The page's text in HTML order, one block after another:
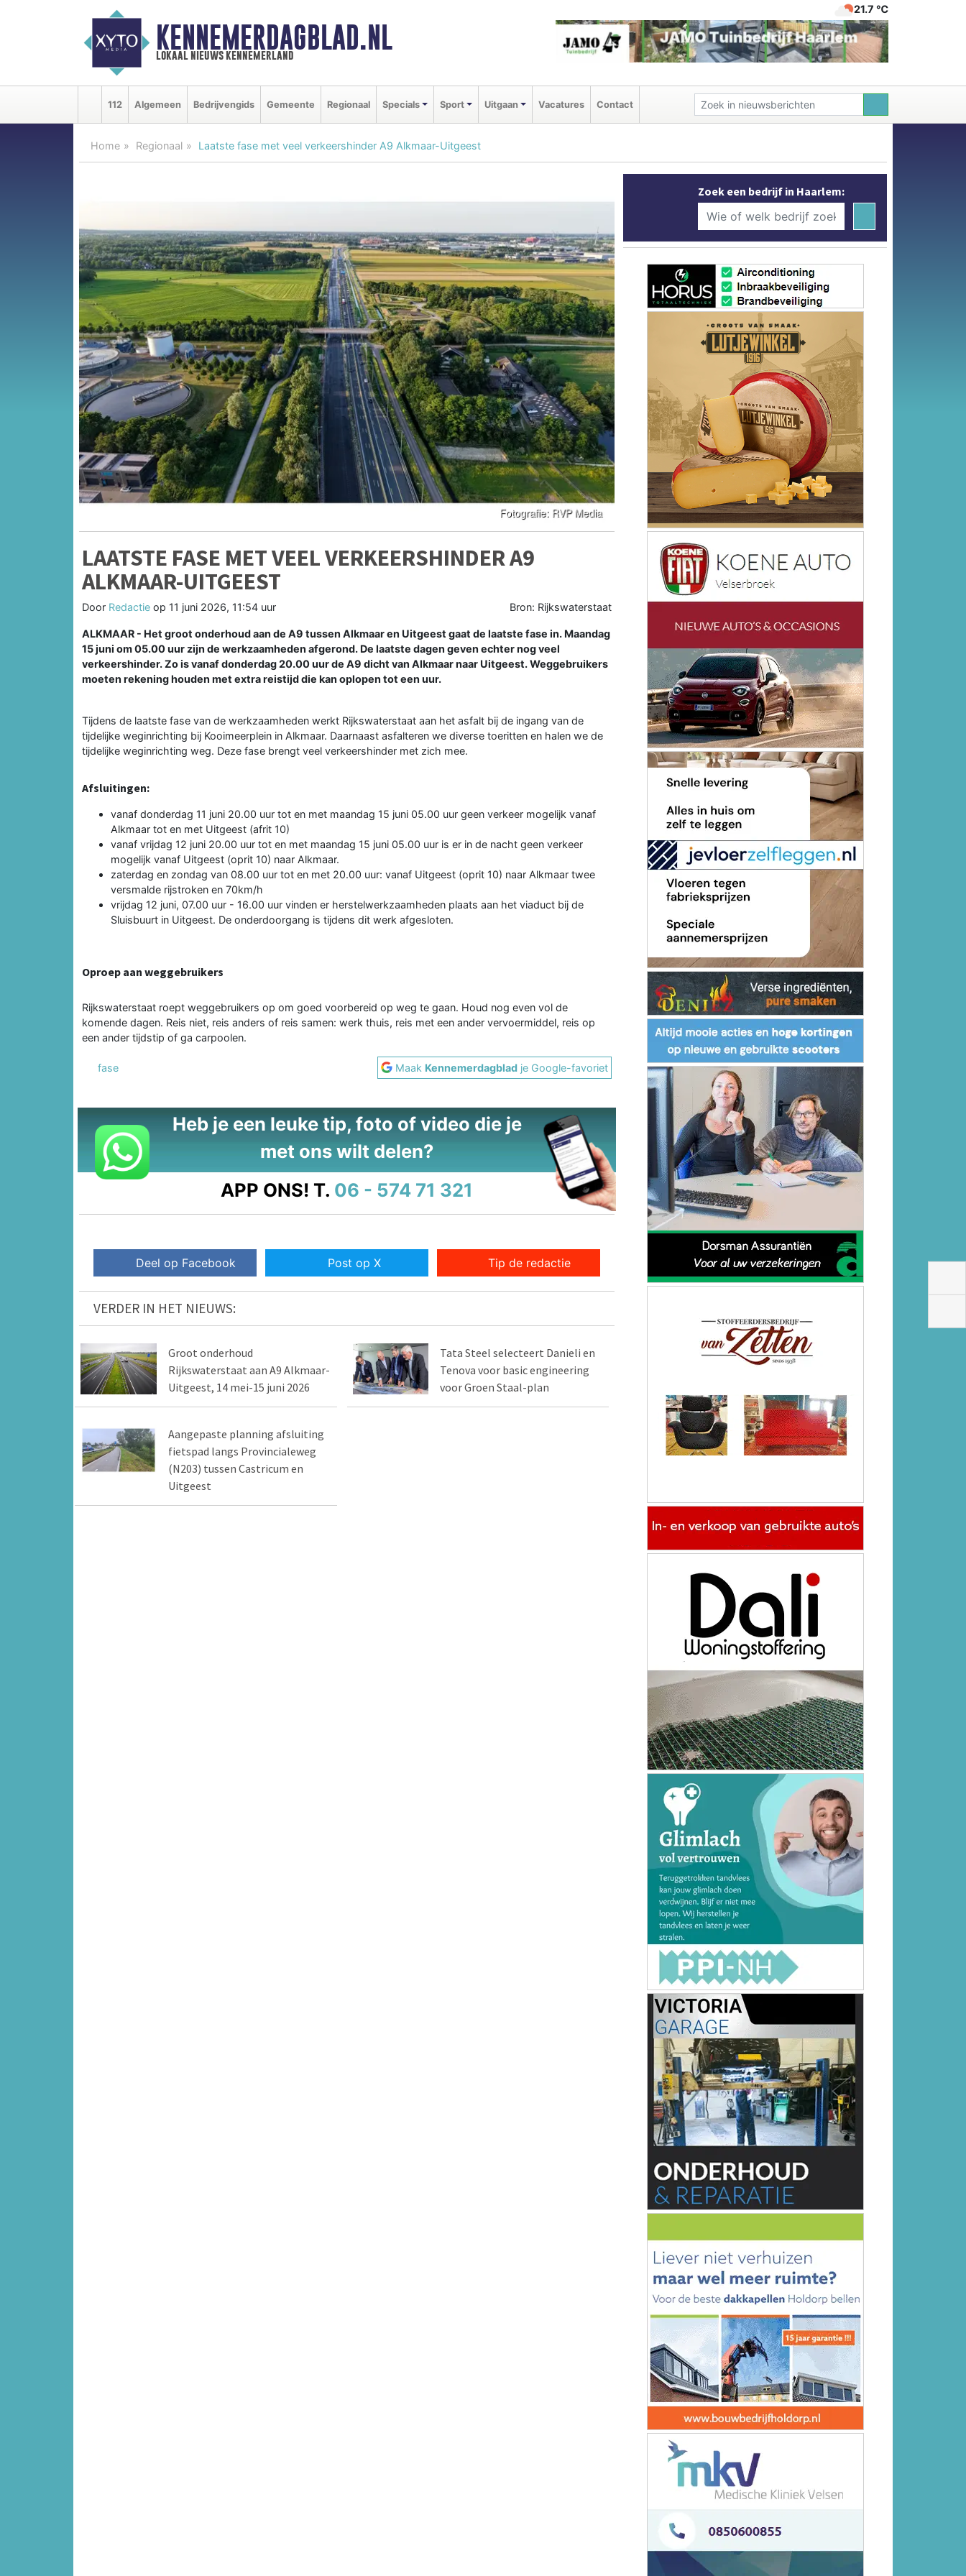
KENNEMERDAGBLAD.NL
lokaal nieuws kennemerland
21.7 ℃
112 Algemeen Bedrijvengids Gemeente Regionaal Specials Sport Uitgaan Vacatures Contact
Home Regionaal Laatste fase met veel verkeershinder A9 Alkmaar-Uitgeest
LAATSTE FASE MET VEEL VERKEERSHINDER A9
ALKMAAR-UITGEEST
Door Redactie op 11 juni 2026, 11:54 uur Bron: Rijkswaterstaat
ALKMAAR - Het groot onderhoud aan de A9 tussen Alkmaar en Uitgeest gaat de laatste fase in. Maandag
15 juni om 05.00 uur zijn de werkzaamheden afgerond. De laatste dagen geven echter nog veel
verkeershinder. Zo is vanaf donderdag 20.00 uur de A9 dicht van Alkmaar naar Uitgeest. Weggebruikers
moeten rekening houden met extra reistijd die kan oplopen tot een uur.
Tijdens de laatste fase van de werkzaamheden werkt Rijkswaterstaat aan het asfalt bij de ingang van de
tijdelijke weginrichting bij Kooimeerplein in Alkmaar. Daarnaast asfalteren we diverse toeritten en halen we de
tijdelijke weginrichting weg. Deze fase brengt veel verkeershinder met zich mee.
Afsluitingen:
vanaf donderdag 11 juni 20.00 uur tot en met maandag 15 juni 05.00 uur geen verkeer mogelijk vanaf
Alkmaar tot en met Uitgeest (afrit 10)
vanaf vrijdag 12 juni 20.00 uur tot en met maandag 15 juni 05.00 uur is er in de nacht geen verkeer
mogelijk vanaf Uitgeest (oprit 10) naar Alkmaar.
zaterdag en zondag van 08.00 uur tot en met 20.00 uur: vanaf Uitgeest (oprit 10) naar Alkmaar twee
versmalde rijstroken en 70km/h
vrijdag 12 juni, 07.00 uur - 16.00 uur vinden er herstelwerkzaamheden plaats aan het viaduct bij de
Sluisbuurt in Uitgeest. De onderdoorgang is tijdens dit werk afgesloten.
Oproep aan weggebruikers
Rijkswaterstaat roept weggebruikers op om goed voorbereid op weg te gaan. Houd nog even vol de
komende dagen. Reis niet, reis anders of reis samen: werk thuis, reis met een ander vervoermiddel, reis op
een ander tijdstip of ga carpoolen.
fase Maak Kennemerdagblad je Google-favoriet
Heb je een leuke tip, foto of video die je
met ons wilt delen?
APP ONS! T. 06 - 574 71 321
Deel op Facebook Post op X Tip de redactie
VERDER IN HET NIEUWS:
Groot onderhoud
Rijkswaterstaat aan A9 Alkmaar-
Uitgeest, 14 mei-15 juni 2026
Tata Steel selecteert Danieli en
Tenova voor basic engineering
voor Groen Staal-plan
Aangepaste planning afsluiting
fietspad langs Provincialeweg
(N203) tussen Castricum en
Uitgeest
Zoek een bedrijf in Haarlem: